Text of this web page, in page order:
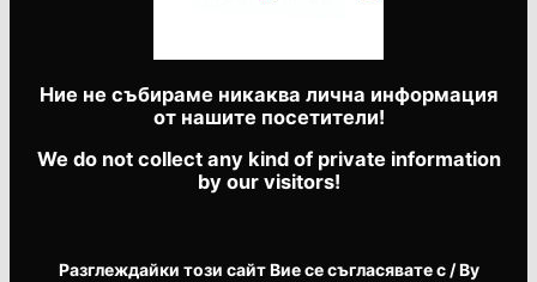
Ние не събираме никаква лична информация
от нашите посетители!
We do not collect any kind of private information
by our visitors!
Разглеждайки този сайт Вие се съгласявате с / By